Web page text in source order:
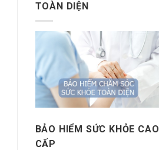
TOÀN DIỆN
BẢO HIỂM SỨC KHỎE CAO
CẤP